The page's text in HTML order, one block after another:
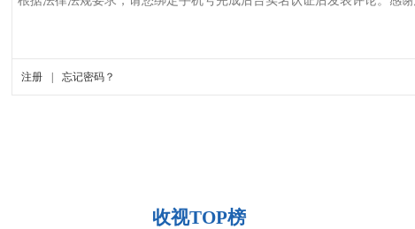
收视TOP榜